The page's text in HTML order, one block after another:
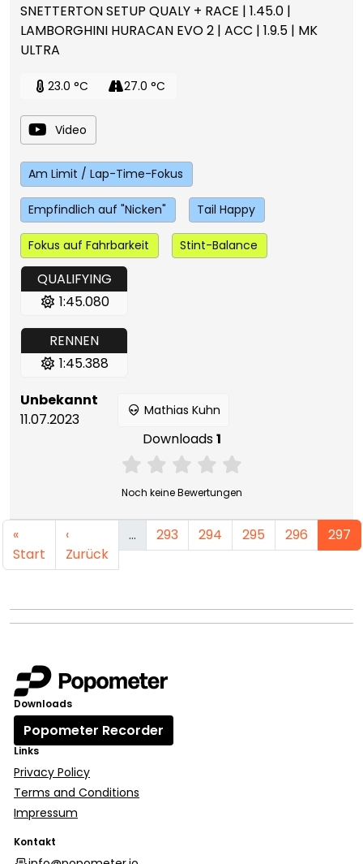
SNETTERTON SETUP QUALY + RACE | 1.45.0 |
LAMBORGHINI HURACAN EVO 2 | ACC | 1.9.5 | MK
ULTRA
23.0 °C 27.0 °C
Video
Am Limit / Lap-Time-Fokus
Empfindlich auf "Nicken" Tail Happy
Fokus auf Fahrbarkeit Stint-Balance
QUALIFYING
1:45.080
RENNEN
1:45.388
Unbekannt
11.07.2023
Mathias Kuhn
Downloads1
Noch keine Bewertungen
«
Start
‹
Zurück
… 293 294 295 296 297
Downloads
Popometer Recorder
Links
Privacy Policy
Terms and Conditions
Impressum
Kontakt